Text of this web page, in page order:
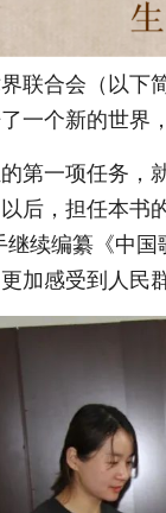
联合会（以下
一个新的世界
第一项任务，
后，担任本书
续编纂《中
加感受到人民